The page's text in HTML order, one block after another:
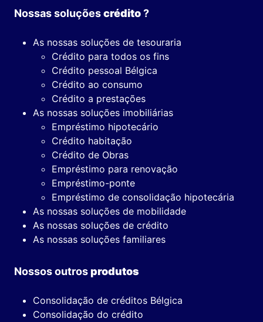
Nossas soluçõescrédito?
As nossas soluções de tesouraria
Crédito para todos os fins
Crédito pessoal Bélgica
Crédito ao consumo
Crédito a prestações
As nossas soluções imobiliárias
Empréstimo hipotecário
Crédito habitação
Crédito de Obras
Empréstimo para renovação
Empréstimo-ponte
Empréstimo de consolidação hipotecária
As nossas soluções de mobilidade
As nossas soluções de crédito
As nossas soluções familiares
Nossos outrosprodutos
Consolidação de créditos Bélgica
Consolidação do crédito